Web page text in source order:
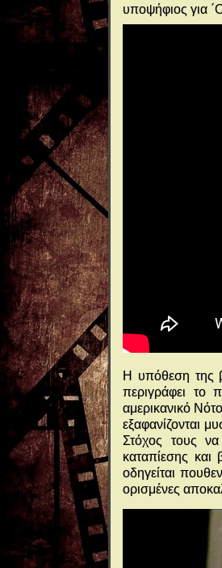
υποψήφιος για
Η υπόθεση της
περιγράφει το
αμερικανικό
εξαφανίζονται
Στόχος τους
καταπίεσης
οδηγείται
ορισμένες